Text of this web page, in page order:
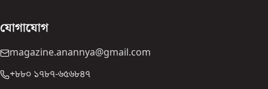
যোগাযোগ
magazine.anannya@gmail.com
+৮৮০ ১৭৮৭-৬৫৬৮৪৭